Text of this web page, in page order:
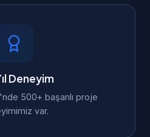
Deneyim
500+ başarılı proje
var.